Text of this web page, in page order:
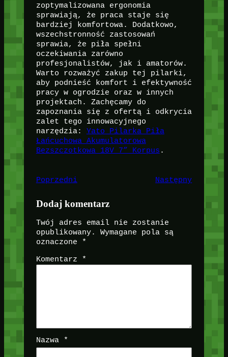
zoptymalizowana ergonomia
sprawiają, że praca staje się
bardziej komfortowa. Dodatkowo,
wszechstronność zastosowań
sprawia, że piła spełni
oczekiwania zarówno
profesjonalistów, jak i amatorów.
Warto rozważyć zakup tej pilarki,
aby podnieść komfort i efektywność
pracy w ogrodzie oraz w innych
projektach. Zachęcamy do
zapoznania się z ofertą i odkrycia
zalet tego innowacyjnego
narzędzia: Yato Pilarka Piła
Łańcuchowa Akumulatorowa
Bezszczotkowa 18V 7” Korpus .
Poprzedni Następny
Dodaj komentarz
Twój adres email nie zostanie
opublikowany.
Wymagane pola są
oznaczone
*
Komentarz *
Nazwa *